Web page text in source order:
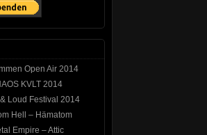
Open Air 2014
KVLT 2014
Loud Festival 2014
Hell – Hämatom
Empire – Attic